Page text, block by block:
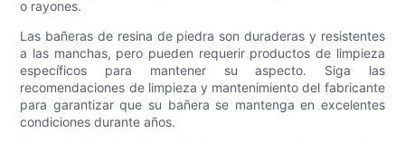
o rayones.
Las bañeras de resina de piedra son duraderas y resistentes
a las manchas, pero pueden requerir productos de limpieza
específicos para mantener su aspecto. Siga las
recomendaciones de limpieza y mantenimiento del fabricante
para garantizar que su bañera se mantenga en excelentes
condiciones durante años.